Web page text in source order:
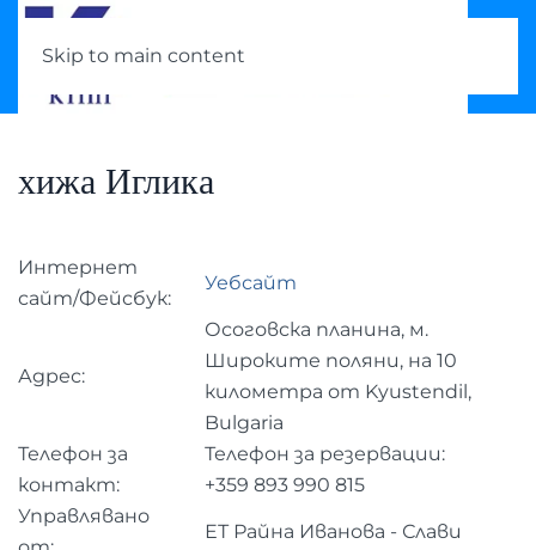
Skip to main content
хижа Иглика
Интернет
сайт/Фейсбук:
Уебсайт
Адрес:
Осоговска планина, м.
Широките поляни, на 10
километра от Kyustendil,
Bulgaria
Телефон за
контакт:
Телефон за резервации:
+359 893 990 815
Управлявано
ЕТ Райна Иванова - Слави